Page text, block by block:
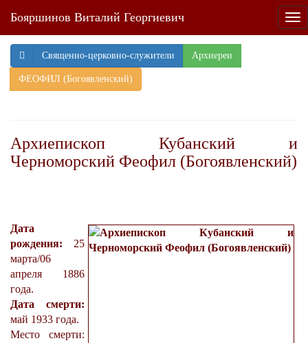
Бояршинов Виталий Георгиевич
Священно-церковно-служители Архиереи
ФЕОФИЛ (Богоявленский)
Архиепископ Кубанский и
Черноморский Феофил (Богоявленский)
Дата
рождения: 25
марта/06
апреля 1886
года.
Дата смерти:
май 1933 года.
Место смерти: